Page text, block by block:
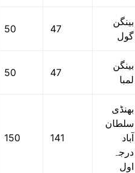
50 47
بینگن
گول
50 47
بینگن
لمبا
150 141
بھنڈی
سلطان
آباد
درجہ
اول